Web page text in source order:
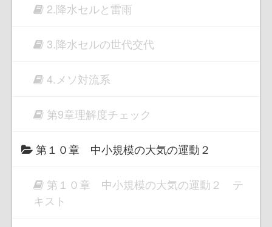
2.降水セルと雷雨
3.降水セルの世代交代
4.メソ対流系
第9章理解度チェック
第１０章 中小規模の大気の運動２
第１０章 中小規模の大気の運動２ テ
キスト